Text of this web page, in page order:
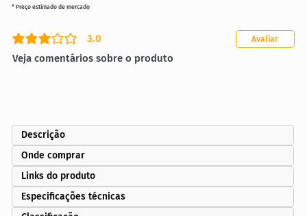
3.0
classificação média é 3 de 5
Veja comentários sobre o produto
Avaliar
* Preço estimado de mercado
Descrição
Onde comprar
Links do produto
Especificações técnicas